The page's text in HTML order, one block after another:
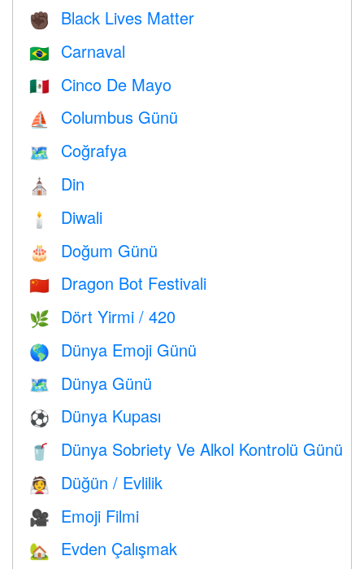
✊🏿 Black Lives Matter
🇧🇷 Carnaval
🇲🇽 Cinco De Mayo
⛵️ Columbus Günü
🗺 Coğrafya
⛪️ Din
🕯 Diwali
🎂 Doğum Günü
🇨🇳 Dragon Bot Festivali
🌿 Dört Yirmi / 420
🌎 Dünya Emoji Günü
🗺️ Dünya Günü
⚽ Dünya Kupası
🥤 Dünya Sobriety Ve Alkol Kontrolü Günü
👰 Düğün / Evlilik
🎥 Emoji Filmi
🏡 Evden Çalışmak